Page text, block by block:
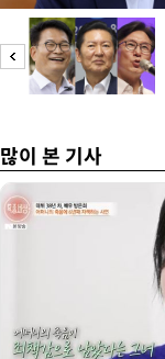
많이 본 기사